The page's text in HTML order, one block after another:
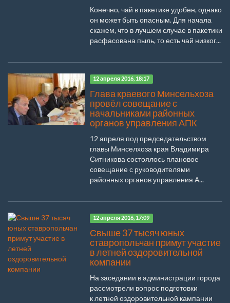
Конечно, чай в пакетике удобен, однако
он может быть опасным. Для начала
скажем, что в лучшем случае в пакетики
расфасована пыль, то есть чай низког...
12 апреля 2016, 18:17
Глава краевого Минсельхоза
провёл совещание с
начальниками районных
органов управления АПК
12 апреля под председательством
главы Минселхоза края Владимира
Ситникова состоялось плановое
совещание с руководителями
районных органов управления А...
12 апреля 2016, 17:09
Свыше 37 тысяч юных
ставропольчан примут участие
в летней оздоровительной
компании
На заседании в администрации города
рассмотрели вопрос подготовки
к летней оздоровительной кампании